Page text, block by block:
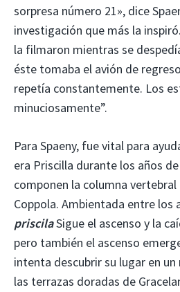
sorpresa número 21», dice
investigación que más la
la filmaron mientras se
éste tomaba el avión de
repetía constantemente. Los
minuciosamente”.
Para Spaeny, fue vital para
era Priscilla durante los años
componen la columna vertebral
Coppola. Ambientada entre los
priscilaSigue el ascenso y la
pero también el ascenso
intenta descubrir su lugar en
las terrazas doradas de